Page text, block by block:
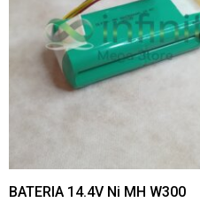
BATERIA 14.4V Ni MH W300